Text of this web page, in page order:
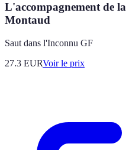
L'accompagnement de
Montaud
Saut dans l'Inconnu GF
27.3 EURVoir le prix